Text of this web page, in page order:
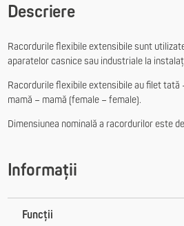
Descriere
Racordurile flexibile extensibile sunt
aparatelor casnice sau industriale la
Racordurile flexibile extensibile au filet tată
mamă – mamă (female – female).
Dimensiunea nominală a racordurilor este
Informații
Funcții